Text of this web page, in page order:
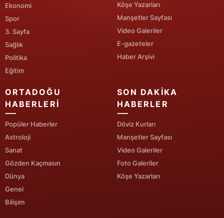
Batman
Şırnak
Bartın
Iğdır
Yalova
Karabük
Kilis
Osmaniye
Ekonomi
Spor
3. Sayfa
Sağlık
Politika
Eğitim
Köşe Yazarları
Manşetler Sayfası
Video Galeriler
E-gazeteler
Haber Arşivi
ORTADOĞU
HABERLERI
Popüler Haberler
Astroloji
Sanat
Gözden Kaçmasın
Dünya
Genel
Bilişim
SON DAKIKA
HABERLER
Döviz Kurları
Manşetler Sayfası
Video Galeriler
Foto Galeriler
Köşe Yazarları